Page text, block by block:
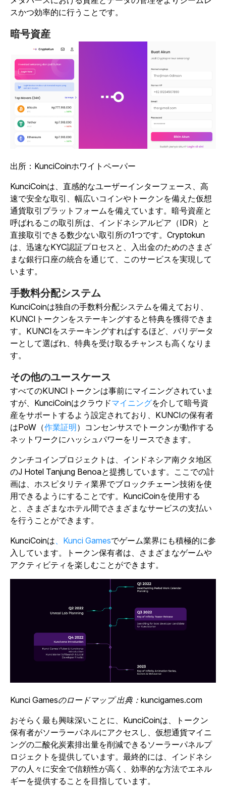
スかつ効率的に行うことです。
暗号資産
出所：KunciCoinホワイトペーパー
KunciCoinは、直感的なユーザーインターフェース、高
速で安全な取引、幅広いコインやトークンを備えた仮想
通貨取引プラットフォームを備えています。暗号資産と
呼ばれるこの取引所は、インドネシアルピア（IDR）と
直接取引できる数少ない取引所の1つです。Cryptokun
は、迅速なKYC認証プロセスと、入出金のためのさまざ
まな銀行口座の統合を通じて、このサービスを実現して
います。
手数料分配システム
KunciCoinは独自の手数料分配システムを備えており、
KUNCIトークンをステーキングすると特典を獲得できま
す。KUNCIをステーキングすればするほど、バリデータ
ーとして選ばれ、特典を受け取るチャンスも高くなりま
す。
その他のユースケース
すべてのKUNCIトークンは事前にマイニングされていま
すが、KunciCoinはクラウドマイニングを介して暗号資
産をサポートするよう設定されており、KUNCIの保有者
はPoW（作業証明）コンセンサスでトークンが動作する
ネットワークにハッシュパワーをリースできます。
クンチコインプロジェクトは、インドネシア南クタ地区
のJ Hotel Tanjung Benoaと提携しています。ここでの計
画は、ホスピタリティ業界でブロックチェーン技術を使
用できるようにすることです。KunciCoinを使用する
と、さまざまなホテル間でさまざまなサービスの支払い
を行うことができます。
KunciCoinは、Kunci Gamesでゲーム業界にも積極的に参
入しています。トークン保有者は、さまざまなゲームや
アクティビティを楽しむことができます。
Kunci Gamesのロードマップ 出典： kuncigames.com
おそらく最も興味深いことに、KunciCoinは、トークン
保有者がソーラーパネルにアクセスし、仮想通貨マイニ
ングの二酸化炭素排出量を削減できるソーラーパネルプ
ロジェクトを提供しています。最終的には、インドネシ
アの人々に安全で信頼性が高く、効率的な方法でエネル
ギーを提供することを目指しています。